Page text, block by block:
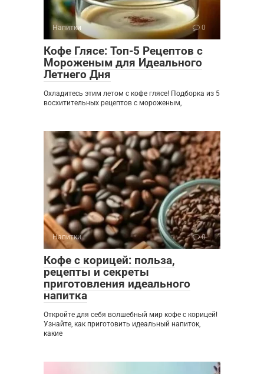
Напитки 0
Кофе Глясе: Топ-5 Рецептов с
Мороженым для Идеального
Летнего Дня
Охладитесь этим летом с кофе глясе! Подборка из 5
восхитительных рецептов с мороженым,
Напитки 0
Кофе с корицей: польза,
рецепты и секреты
приготовления идеального
напитка
Откройте для себя волшебный мир кофе с корицей!
Узнайте, как приготовить идеальный напиток,
какие